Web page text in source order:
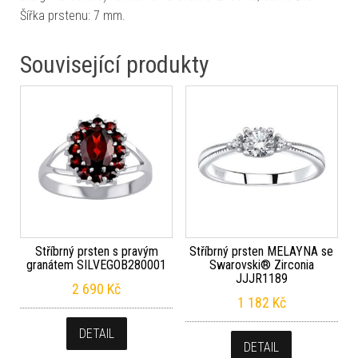
Šířka prstenu: 7 mm.
Související produkty
Stříbrný prsten s pravým
granátem SILVEGOB280001
2 690 Kč
DETAIL
Stříbrný prsten MELAYNA se
Swarovski® Zirconia
JJJR1189
1 182 Kč
DETAIL